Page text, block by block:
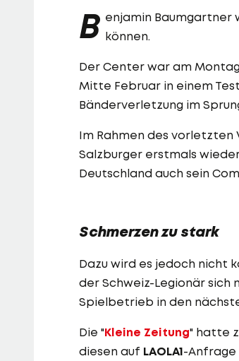
B enjamin Baumgartner
können.
Der Center war am
Mitte Februar in einem
Bänderverletzung im
Im Rahmen des
Salzburger erstmals
Deutschland auch sein
Schmerzen zu stark
Dazu wird es jedoch nicht
der Schweiz-Legionär sich
Spielbetrieb in den
Die "Kleine Zeitung" hatte
diesen auf LAOLA1-Anfrage